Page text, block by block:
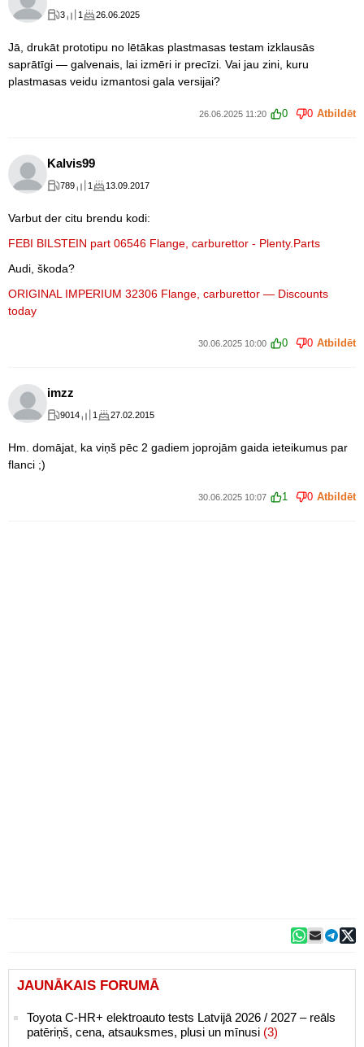
3 1 26.06.2025
Jā, drukāt prototipu no lētākas plastmasas testam izklausās
saprātīgi — galvenais, lai izmēri ir precīzi. Vai jau zini, kuru
plastmasas veidu izmantosi gala versijai?
26.06.2025 11:20 0 0 Atbildēt
Kalvis99
789 1 13.09.2017
Varbut der citu brendu kodi:
FEBI BILSTEIN part 06546 Flange, carburettor - Plenty.Parts
Audi, škoda?
ORIGINAL IMPERIUM 32306 Flange, carburettor — Discounts
today
30.06.2025 10:00 0 0 Atbildēt
imzz
9014 1 27.02.2015
Hm. domājat, ka viņš pēc 2 gadiem joprojām gaida ieteikumus par
flanci ;)
30.06.2025 10:07 1 0 Atbildēt
JAUNĀKAIS FORUMĀ
Toyota C-HR+ elektroauto tests Latvijā 2026 / 2027 – reāls
patēriņš, cena, atsauksmes, plusi un mīnusi (3)